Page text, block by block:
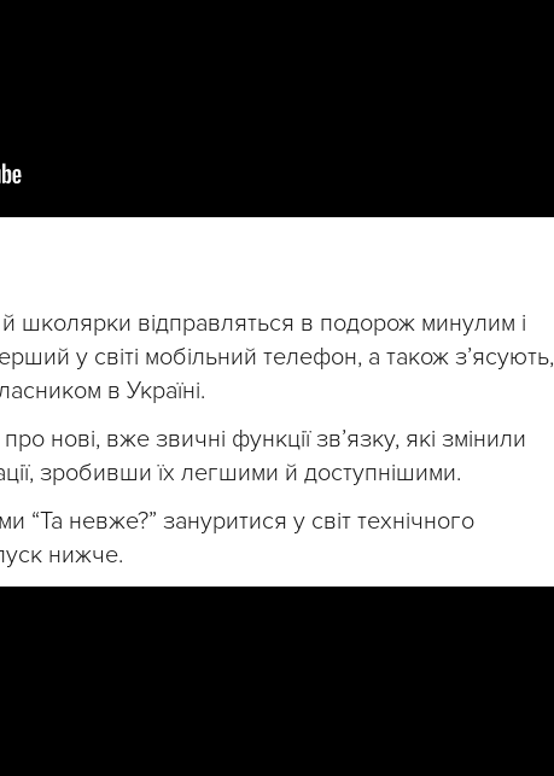
школярки відправляться в подорож минулим і
у світі мобільний телефон, а також з’ясують,
в Україні.
нові, вже звичні функції зв’язку, які змінили
зробивши їх легшими й доступнішими.
“Та невже?” зануритися у світ технічного
нижче.